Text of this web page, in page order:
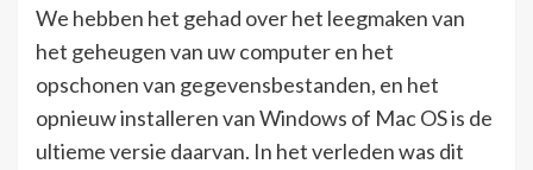
We hebben het gehad over het leegmaken van
het geheugen van uw computer en het
opschonen van gegevensbestanden, en het
opnieuw installeren van Windows of Mac OS is de
ultieme versie daarvan. In het verleden was dit